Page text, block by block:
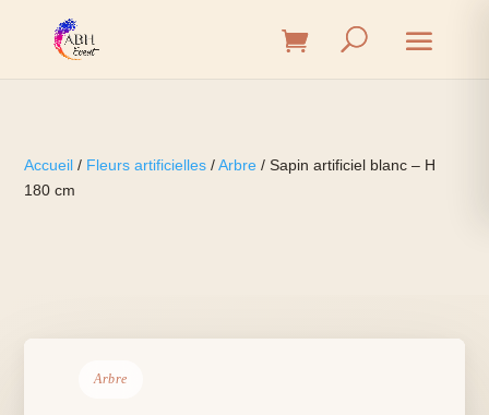
Accueil / Fleurs artificielles /Arbre / Sapin artificiel blanc – H
180 cm
Arbre